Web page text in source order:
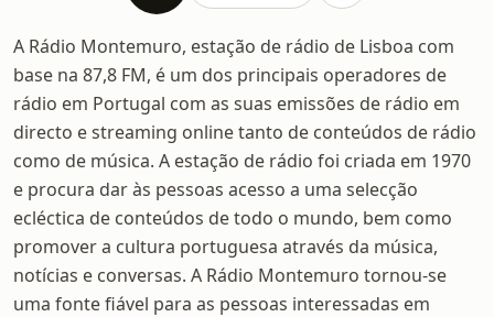
A Rádio Montemuro, estação de rádio de Lisboa com
base na 87,8 FM, é um dos principais operadores de
rádio em Portugal com as suas emissões de rádio em
directo e streaming online tanto de conteúdos de rádio
como de música. A estação de rádio foi criada em 1970
e procura dar às pessoas acesso a uma selecção
ecléctica de conteúdos de todo o mundo, bem como
promover a cultura portuguesa através da música,
notícias e conversas. A Rádio Montemuro tornou-se
uma fonte fiável para as pessoas interessadas em